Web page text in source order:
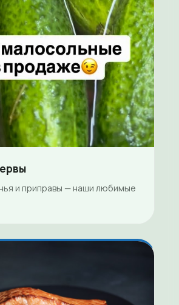
и приправы — наши любимые